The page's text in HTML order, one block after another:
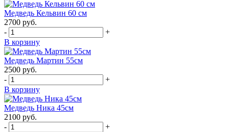
Медведь Кельвин 60 см
2700 руб.
-
+
В корзину
Медведь Мартин 55см
2500 руб.
-
+
В корзину
Медведь Ника 45см
2100 руб.
-
+